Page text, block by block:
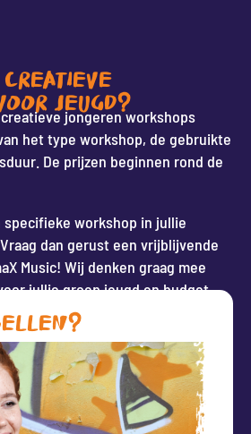
JEUGD?
jongeren workshops
het type workshop, de gebruikte
De prijzen beginnen rond de
workshop in jullie
dan gerust een vrijblijvende
Music! Wij denken graag mee
jullie groep jeugd en budget.